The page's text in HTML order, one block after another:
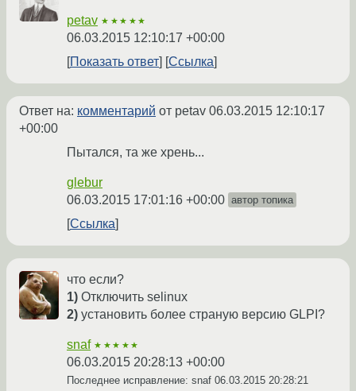
petav ★★★★★
06.03.2015 12:10:17 +00:00
Показать ответ
Ссылка
Ответ на: комментарий от petav 06.03.2015 12:10:17
+00:00
Пытался, та же хрень...
glebur
06.03.2015 17:01:16 +00:00 автор топика
Ссылка
что если?
1) Отключить selinux
2) установить более страную версию GLPI?
snaf ★★★★★
06.03.2015 20:28:13 +00:00
Последнее исправление: snaf 06.03.2015 20:28:21